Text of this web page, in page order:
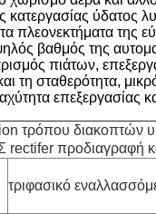
κατεργασίας ύδατος
πλεονεκτήματα της
βαθμός της
πιάτων,
τη σταθερότητα,
επεξεργασίας
τρόπου διακοπτών
προδιαγραφή
τριφασικό